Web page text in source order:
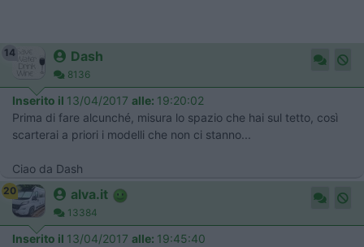
14 Dash
8136
Inserito il 13/04/2017 alle: 19:20:02
Prima di fare alcunché, misura lo spazio che hai sul tetto, così
scarterai a priori i modelli che non ci stanno...
Ciao da Dash
20 alva.it
13384
Inserito il 13/04/2017 alle: 19:45:40